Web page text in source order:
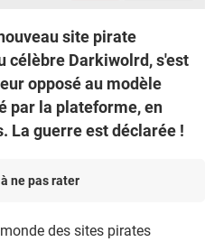
site pirate
célèbre Darkiwolrd, s'est
opposé au modèle
par la plateforme, en
La guerre est déclarée !
ne pas rater
des sites pirates